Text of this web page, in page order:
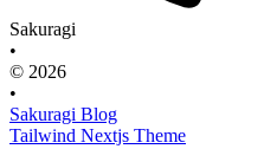
Sakuragi
•
© 2026
•
Sakuragi Blog
Tailwind Nextjs Theme